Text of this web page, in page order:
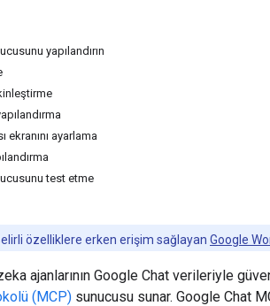
yapılandırın
ekranını ayarlama
test etme
özelliklere erken erişim sağlayan Google
ajanlarının Google Chat verileriyle
(MCP) sunucusu sunar. Google Chat